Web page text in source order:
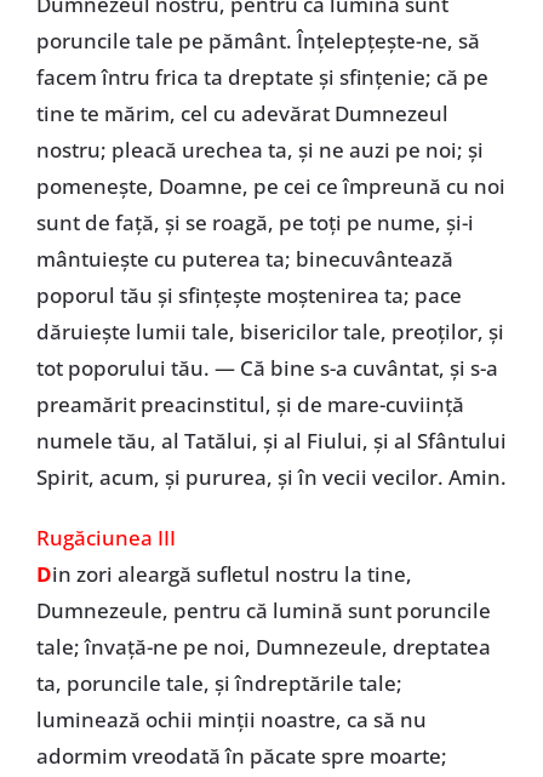
poruncile tale pe pământ. Înţelepţeşte-ne, să
facem întru frica ta dreptate şi sfinţenie; că pe
tine te mărim, cel cu adevărat Dumnezeul
nostru; pleacă urechea ta, şi ne auzi pe noi; şi
pomeneşte, Doamne, pe cei ce împreună cu noi
sunt de faţă, şi se roagă, pe toţi pe nume, şi-i
mântuieşte cu puterea ta; binecuvântează
poporul tău şi sfinţeşte moştenirea ta; pace
dăruieşte lumii tale, bisericilor tale, preoţilor, şi
tot poporului tău. — Că bine s-a cuvântat, și s-a
preamărit preacinstitul, şi de mare-cuviinţă
numele tău, al Tatălui, şi al Fiului, şi al Sfântului
Spirit, acum, şi pururea, şi în vecii vecilor. Amin.
Rugăciunea III
Din zori aleargă sufletul nostru la tine,
Dumnezeule, pentru că lumină sunt poruncile
tale; învaţă-ne pe noi, Dumnezeule, dreptatea
ta, poruncile tale, şi îndreptările tale;
luminează ochii minţii noastre, ca să nu
adormim vreodată în păcate spre moarte;